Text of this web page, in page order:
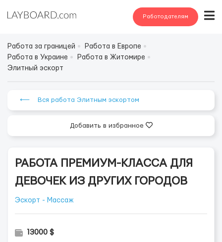
Работодателям
Работа за границей
Работа в Европе
Работа в Украине
Работа в Житомире
Элитный эскорт
⟵ Вся работа Элитным эскортом
Добавить в избранное
РАБОТА ПРЕМИУМ-КЛАССА ДЛЯ
ДЕВОЧЕК ИЗ ДРУГИХ ГОРОДОВ
Эскорт - Массаж
13000 $